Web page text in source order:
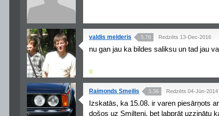
valdis melderis 5.70 Redzēts 13-Dec-2016
nu gan jau ka bildes saliksu un tad jau
0
Raimonds Smeilis 5.56 Redzēts 04-Jūn-2014
Izskatās, ka 15.08. ir varen piesārņots
došos uz Smilteni, bet labprāt uzzinātu